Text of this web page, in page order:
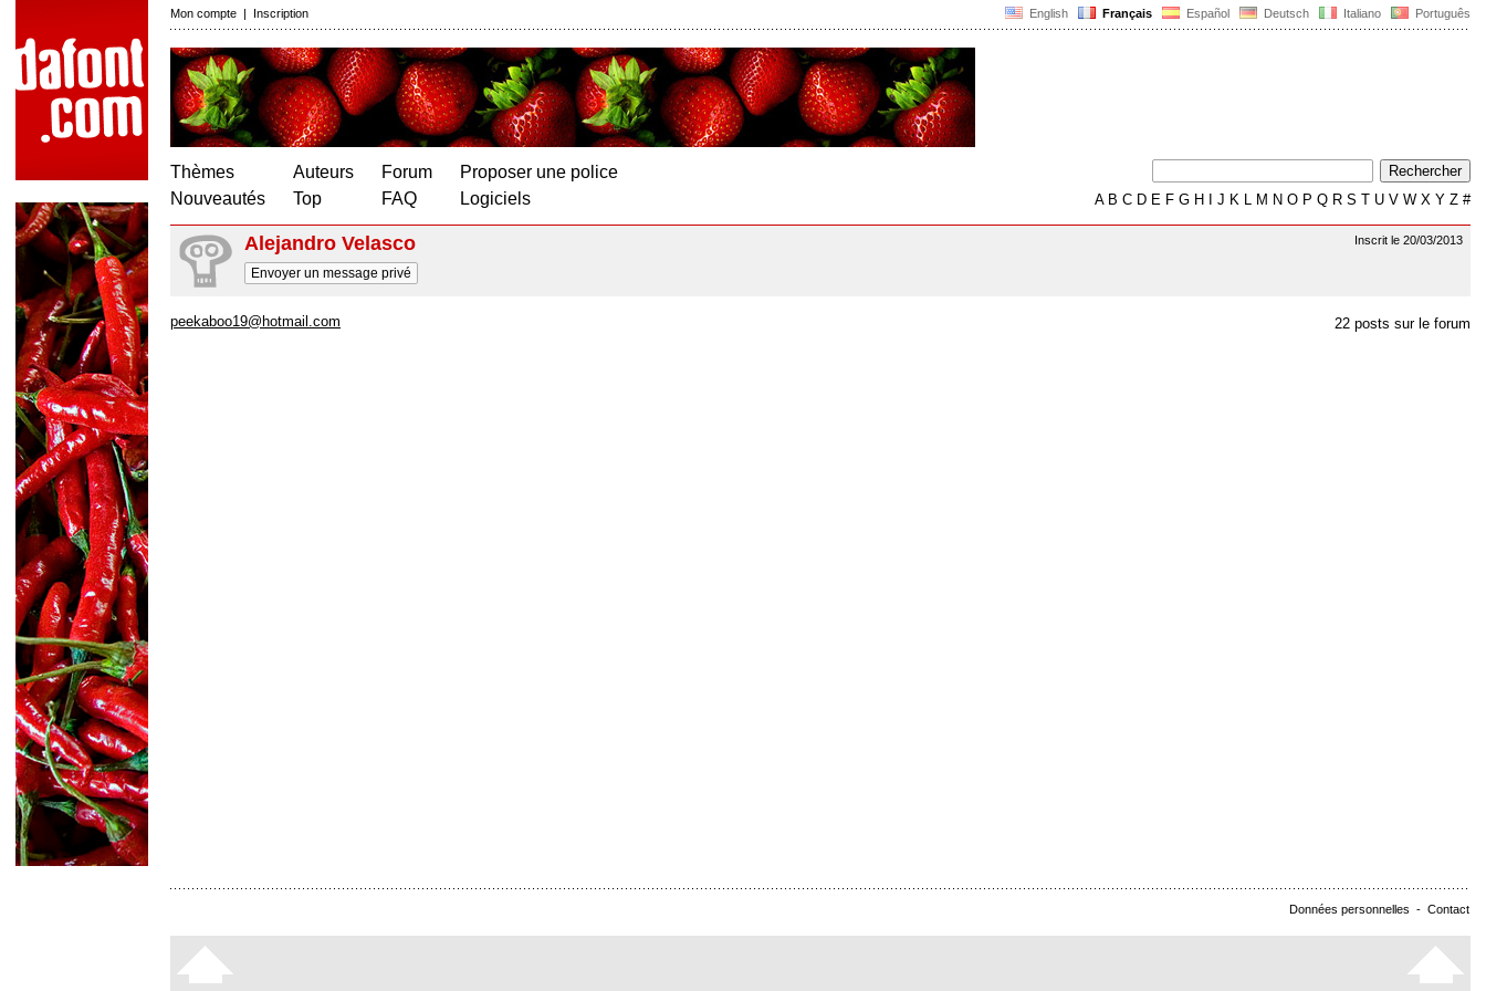
English Français Español Deutsch Italiano Português
Mon compte | Inscription
Thèmes
Nouveautés
Auteurs
Top
Forum
FAQ
Proposer une police
Logiciels
AB C D E F G H J K L M N O P Q R S T U V W X Y Z #
Inscrit le 20/03/2013
Alejandro Velasco
Envoyer un message privé
22 posts sur le forum
peekaboo19@hotmail.com
Données personnelles - Contact